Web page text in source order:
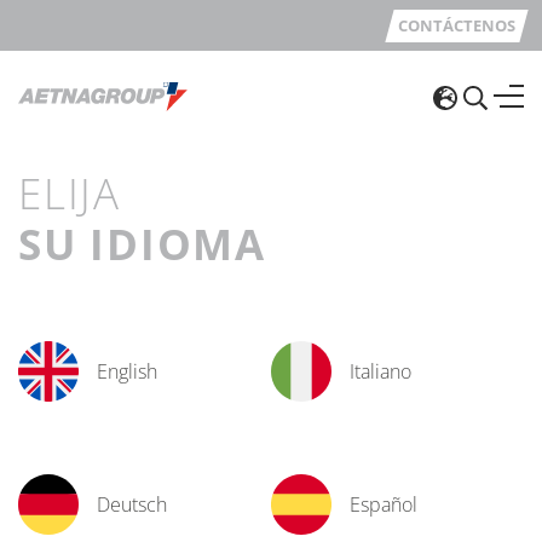
CONTÁCTENOS
ELIJA
SU IDIOMA
English Italiano
Deutsch Español